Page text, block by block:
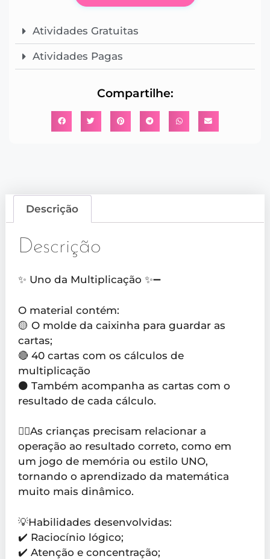
Atividades Gratuitas
Atividades Pagas
Compartilhe:
Descrição
Descrição
✨ Uno da Multiplicação ✨➖
O material contém:
🟡 O molde da caixinha para guardar as
cartas;
🔴 40 cartas com os cálculos de
multiplicação
⚫️ Também acompanha as cartas com o
resultado de cada cálculo.
👉🏼As crianças precisam relacionar a
operação ao resultado correto, como em
um jogo de memória ou estilo UNO,
tornando o aprendizado da matemática
muito mais dinâmico.
💡Habilidades desenvolvidas:
✔️ Raciocínio lógico;
✔️ Atenção e concentração;